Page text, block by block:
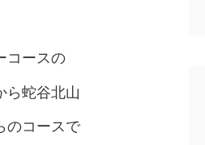
コースの
ら蛇谷北山
のコースで